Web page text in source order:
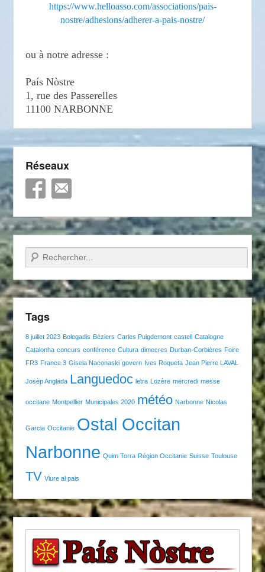
https://www.helloasso.com/associations/pais-
nostre/adhesions/adherer-a-pais-nostre/
ou à notre adresse :
País Nòstre
1, rue des Passerelles
11100 NARBONNE
Réseaux
Recherche
Tags
8 juillet 2023 Bolegadis Béziers Carles Puigdemont castell Catalogne
Catalonha concurs conférence Cultura dimecres Durban-Corbières Foire
FR3 France 3 Gisela Naconaski govern Ives Roqueta Jean Pierre LAVAL
Josèp Anglada Languedoc letra Lozère mercredi messe
occitane Montpellier Municipales 2020 météo Narbonne Nicolas
Garcia Occitanie Ostal Occitan
Narbonne Quim Torra Région Occitanie Suisse Toulouse
TV Viure al pais